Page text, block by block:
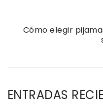
Cómo elegir
ENTRADAS